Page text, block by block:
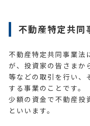
不動産特定共同
不動産特定共同事業法
が、投資家の皆さまか
等などの取引を行い、
する事業のことです。
少額の資金で不動産投
といいます。